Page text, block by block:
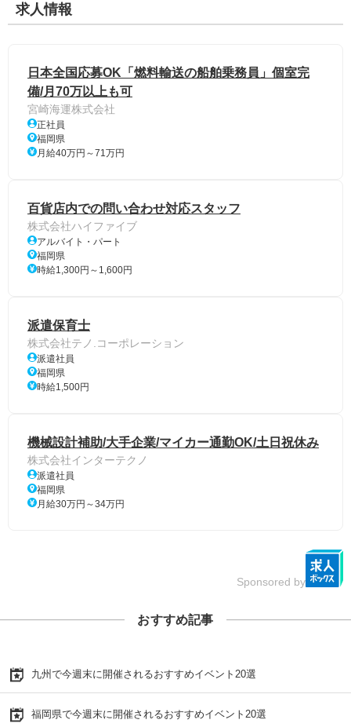
求人情報
日本全国応募OK「燃料輸送の船舶乗務員」個室完
備/月70万以上も可
宮崎海運株式会社
正社員
福岡県
月給40万円～71万円
百貨店内での問い合わせ対応スタッフ
株式会社ハイファイブ
アルバイト・パート
福岡県
時給1,300円～1,600円
派遣保育士
株式会社テノ.コーポレーション
派遣社員
福岡県
時給1,500円
機械設計補助/大手企業/マイカー通勤OK/土日祝休み
株式会社インターテクノ
派遣社員
福岡県
月給30万円～34万円
Sponsored by
おすすめ記事
九州で今週末に開催されるおすすめイベント20選
福岡県で今週末に開催されるおすすめイベント20選